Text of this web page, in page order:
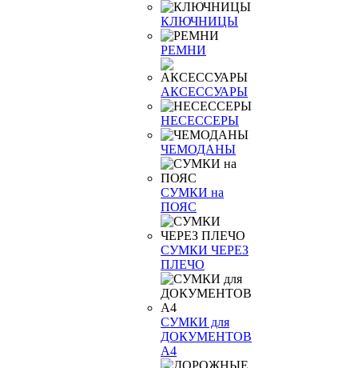
КЛЮЧНИЦЫ
РЕМНИ
АКСЕССУАРЫ
НЕСЕССЕРЫ
ЧЕМОДАНЫ
СУМКИ на
ПОЯС
СУМКИ ЧЕРЕЗ
ПЛЕЧО
СУМКИ для
ДОКУМЕНТОВ
А4